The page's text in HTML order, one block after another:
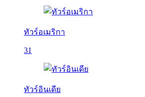
ทัวร์อเมริกา
31
ทัวร์อินเดีย